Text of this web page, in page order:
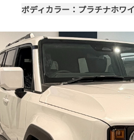
ボディカラー：プラチナホワ